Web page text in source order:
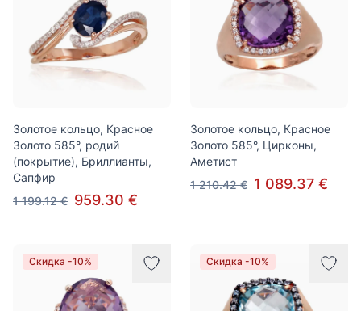
Золотое кольцо, Красное
Золото 585°, родий
(покрытие), Бриллианты,
Сапфир
1 199.12 € 959.30 €
Золотое кольцо, Красное
Золото 585°, Цирконы,
Аметист
1 210.42 € 1 089.37 €
Скидка -10% Скидка -10%